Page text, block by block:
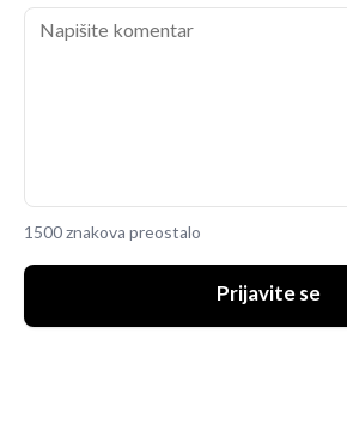
1500 znakova preostalo
Prijavite se